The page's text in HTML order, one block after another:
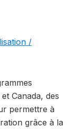
/
Canada, des
permettre à
grâce à la